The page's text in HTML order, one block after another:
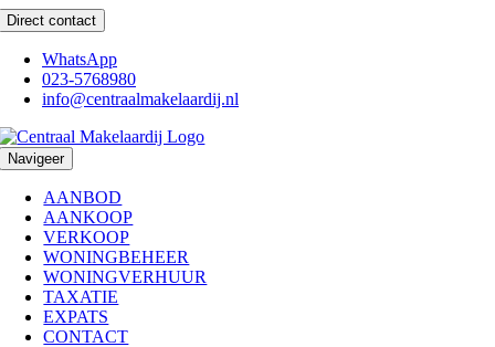
Ga
naar
inhoud
Direct contact
WhatsApp
023-5768980
info@centraalmakelaardij.nl
Navigeer
AANBOD
AANKOOP
VERKOOP
WONINGBEHEER
WONINGVERHUUR
TAXATIE
EXPATS
CONTACT